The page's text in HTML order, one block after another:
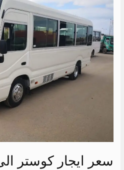
سعر ايجار كوستر
ايجار
كوستر
الى
العين
السخنة